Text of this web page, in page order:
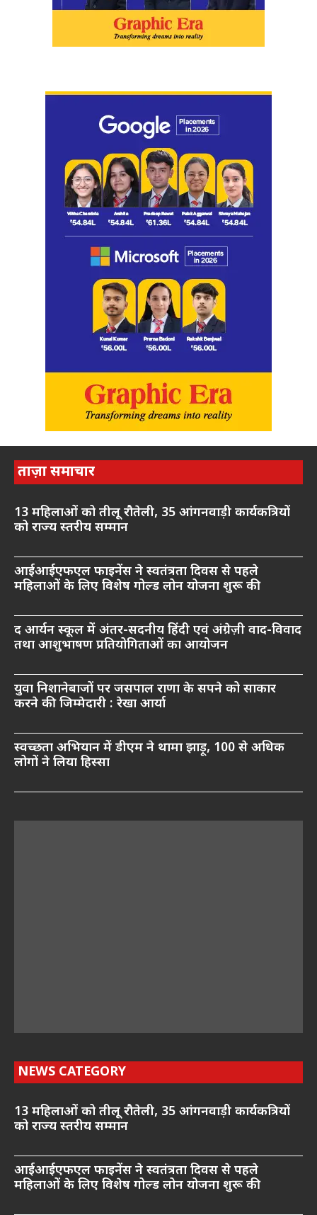
ताज़ा समाचार
13 महिलाओं को तीलू रौतेली, 35 आंगनवाड़ी कार्यकत्रियों
को राज्य स्तरीय सम्मान
आईआईएफएल फाइनेंस ने स्वतंत्रता दिवस से पहले
महिलाओं के लिए विशेष गोल्ड लोन योजना शुरू की
द आर्यन स्कूल में अंतर-सदनीय हिंदी एवं अंग्रेज़ी वाद-विवाद
तथा आशुभाषण प्रतियोगिताओं का आयोजन
युवा निशानेबाजों पर जसपाल राणा के सपने को साकार
करने की जिम्मेदारी : रेखा आर्या
स्वच्छता अभियान में डीएम ने थामा झाड़ू, 100 से अधिक
लोगों ने लिया हिस्सा
NEWS CATEGORY
13 महिलाओं को तीलू रौतेली, 35 आंगनवाड़ी कार्यकत्रियों
को राज्य स्तरीय सम्मान
आईआईएफएल फाइनेंस ने स्वतंत्रता दिवस से पहले
महिलाओं के लिए विशेष गोल्ड लोन योजना शुरू की